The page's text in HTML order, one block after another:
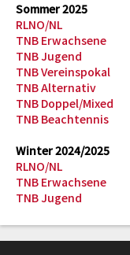
Sommer 2025
RLNO/NL
TNB Erwachsene
TNB Jugend
TNB Vereinspokal
TNB Alternativ
TNB Doppel/Mixed
TNB Beachtennis
Winter 2024/2025
RLNO/NL
TNB Erwachsene
TNB Jugend